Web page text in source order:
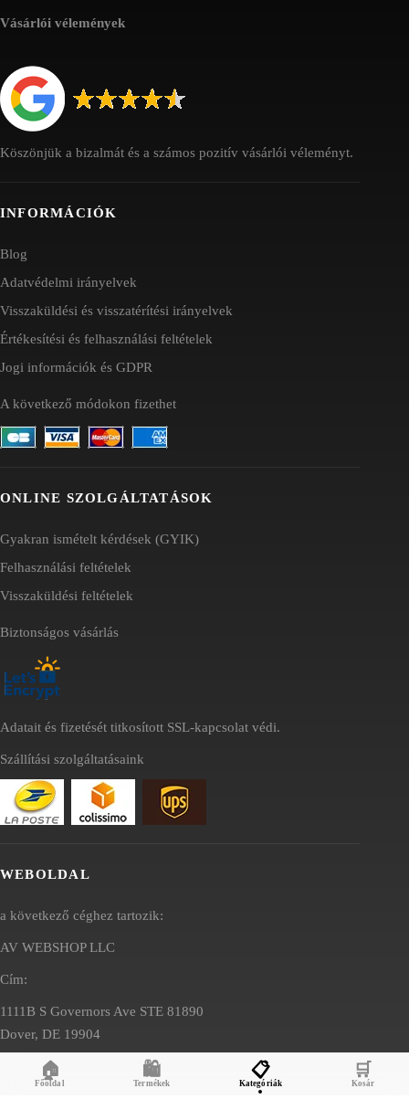
Vásárlói vélemények
Köszönjük a bizalmát és a számos pozitív vásárlói véleményt.
INFORMÁCIÓK
Blog
Adatvédelmi irányelvek
Visszaküldési és visszatérítési irányelvek
Értékesítési és felhasználási feltételek
Jogi információk és GDPR
A következő módokon fizethet
ONLINE SZOLGÁLTATÁSOK
Gyakran ismételt kérdések (GYIK)
Felhasználási feltételek
Visszaküldési feltételek
Biztonságos vásárlás
Adatait és fizetését titkosított SSL-kapcsolat védi.
Szállítási szolgáltatásaink
WEBOLDAL
a következő céghez tartozik:
AV WEBSHOP LLC
Cím:
1111B S Governors Ave STE 81890
Dover, DE 19904
USA
🏠
Főoldal
🛍️
Termékek
📋
Kategóriák
🛒
Kosár